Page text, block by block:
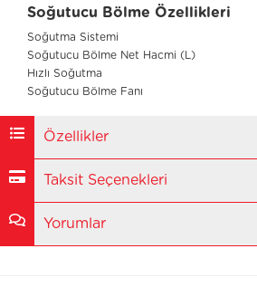
Soğutucu Bölme Özellikleri
Soğutma Sistemi
Soğutucu Bölme Net Hacmi (L)
Hızlı Soğutma
Soğutucu Bölme Fanı
Özellikler
Taksit Seçenekleri
Yorumlar